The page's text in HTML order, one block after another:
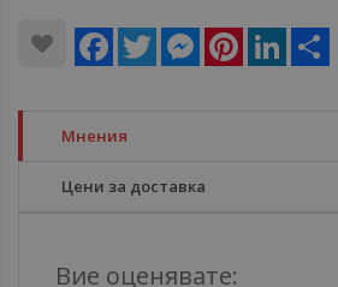
Facebook
Twitter MessengerPinterestLinkedIn
Мнения
Цени за доставка
Вие оценявате: